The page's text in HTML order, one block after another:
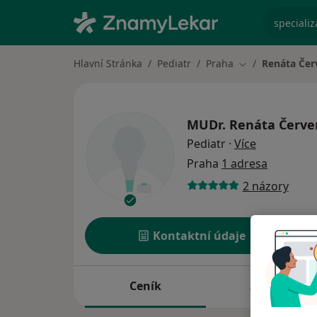
Hlavní Stránka Pediatr Praha Změna města
Renáta
MUDr. Renáta
Pediatr · Více
Praha 1 adresa
2 názory
Kontaktní údaje
Ceník Adresy